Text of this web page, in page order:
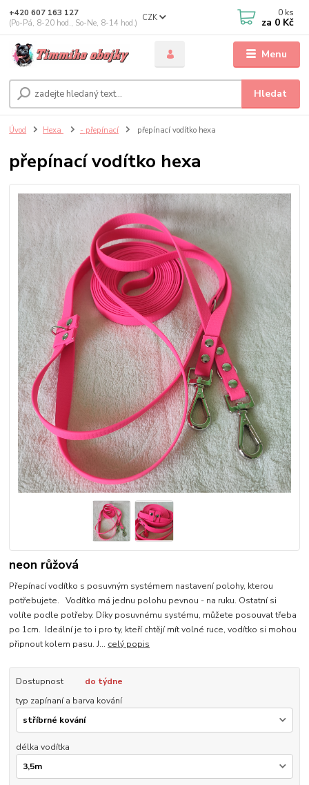
Menu
CZK
Hledat
+420 607 163 127
(Po-Pá, 8-20 hod., So-Ne, 8-14 hod.)
0 ks
za 0 Kč
Úvod Hexa - přepínací přepínací vodítko hexa
přepínací vodítko hexa
neon růžová
Přepínací vodítko s posuvným systémem nastavení polohy, kterou
potřebujete. Vodítko má jednu polohu pevnou - na ruku. Ostatní si
volíte podle potřeby. Díky posuvnému systému, můžete posouvat třeba
po 1cm. Ideální je to i pro ty, kteří chtějí mít volné ruce, vodítko si mohou
připnout kolem pasu. J... celý popis
Dostupnost
do týdne
typ zapínaní a barva kování
délka vodítka